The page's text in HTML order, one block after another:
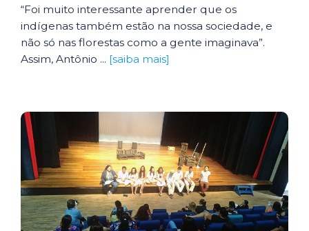
“Foi muito interessante aprender que os
indígenas também estão na nossa sociedade, e
não só nas florestas como a gente imaginava”.
Assim, Antônio ... [saiba mais]